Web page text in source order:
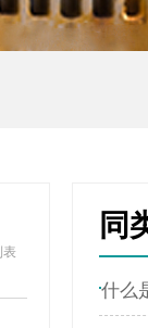
表
同
什么